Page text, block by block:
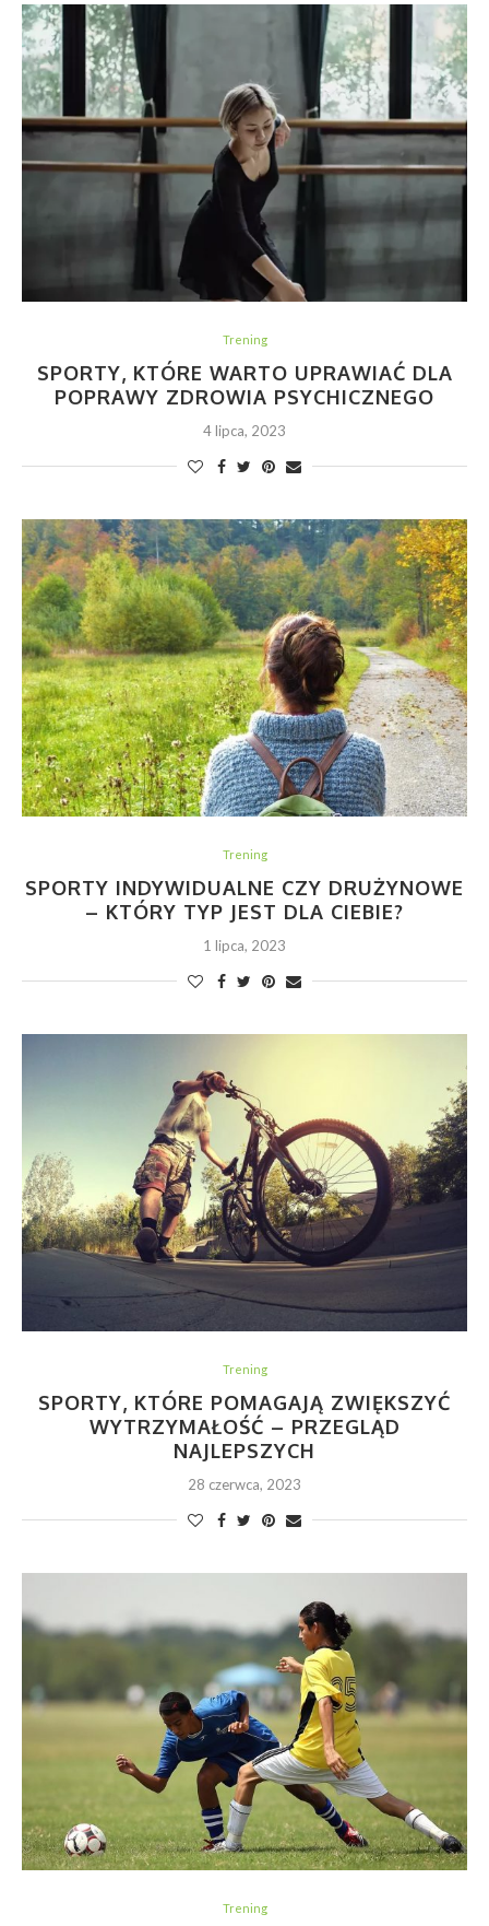
Trening
SPORTY, KTÓRE WARTO UPRAWIAĆ DLA
POPRAWY ZDROWIA PSYCHICZNEGO
4 lipca, 2023
Trening
SPORTY INDYWIDUALNE CZY DRUŻYNOWE
– KTÓRY TYP JEST DLA CIEBIE?
1 lipca, 2023
Trening
SPORTY, KTÓRE POMAGAJĄ ZWIĘKSZYĆ
WYTRZYMAŁOŚĆ – PRZEGLĄD
NAJLEPSZYCH
28 czerwca, 2023
Trening